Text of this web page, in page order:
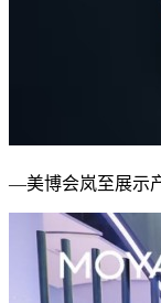
—美博会岚至展示